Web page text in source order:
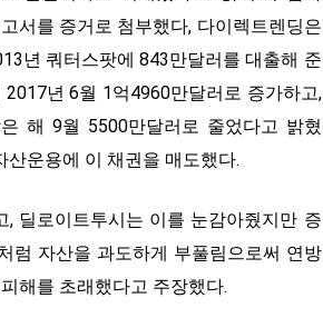
서를 증거로 첨부했다, 다이렉트렌딩은
년 쿼터스팟에 843만달러를 대출해 준
2017년 6월 1억4960만달러로 증가하고,
해 9월 5500만달러로 줄었다고 밝혔
운용에 이 채권을 매도했다.
딜로이트투시는 이를 눈감아줬지만 증
럼 자산을 과도하게 부풀림으로써 연방
해를 초래했다고 주장했다.